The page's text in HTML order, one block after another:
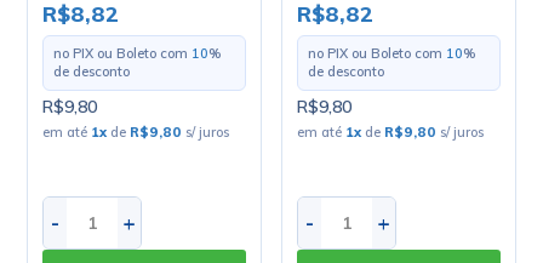
R$8,82
no PIX ou Boleto com 10%
de desconto
R$9,80
em até 1x de R$9,80 s/ juros
- +
R$8,82
no PIX ou Boleto com 10%
de desconto
R$9,80
em até 1x de R$9,80 s/ juros
- +